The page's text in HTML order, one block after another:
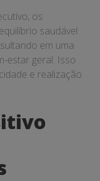
os
saudável
em uma
estar geral. Isso
e realização